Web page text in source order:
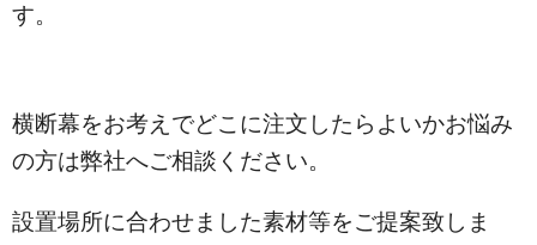
す。
横断幕をお考えでどこに注文したらよいかお悩み
の方は弊社へご相談ください。
設置場所に合わせました素材等をご提案致しま